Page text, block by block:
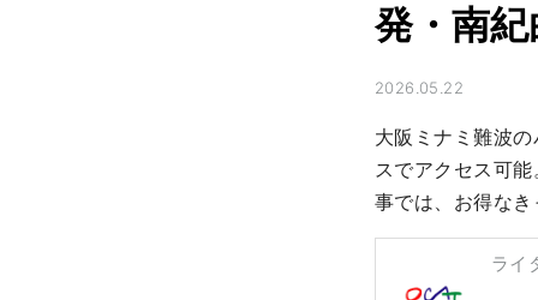
発・南
2026.05.22
大阪ミナミ難波
スでアクセス可
事では、お得な
ライ